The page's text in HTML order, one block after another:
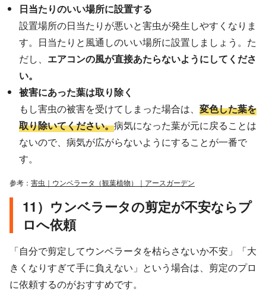
日当たりのいい場所に設置する
設置場所の日当たりが悪いと害虫が発生しやすくなりま
す。日当たりと風通しのいい場所に設置しましょう。た
だし、 エアコンの風が直接あたらないようにしてくださ
い。
被害にあった葉は取り除く
もし害虫の被害を受けてしまった場合は、 変色した葉を
取り除いてください。病気になった葉が元に戻ることは
ないので、病気が広がらないようにすることが一番で
す。
参考： 害虫｜ウンベラータ（観葉植物）｜アースガーデン
11）ウンベラータの剪定が不安ならプ
ロへ依頼
「自分で剪定してウンベラータを枯らさないか不安」「大
きくなりすぎて手に負えない」という場合は、剪定のプロ
に依頼するのがおすすめです。